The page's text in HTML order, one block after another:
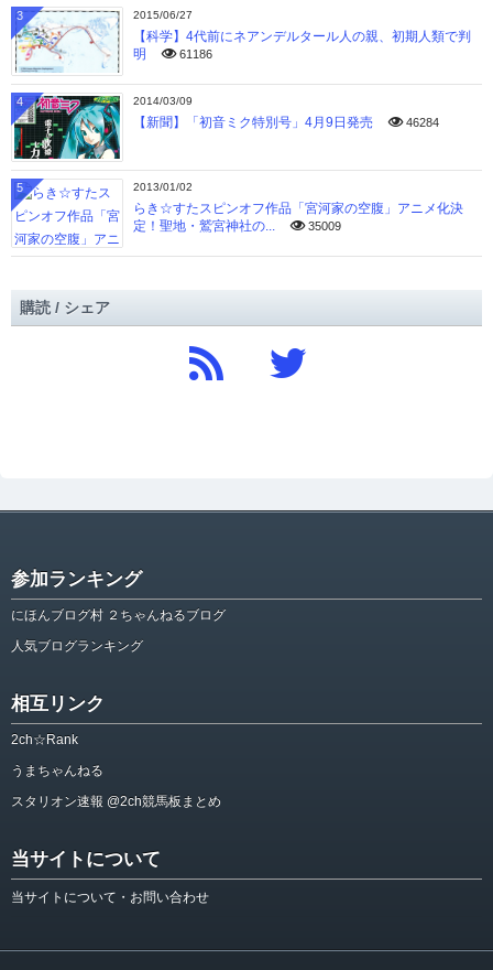
2015/06/27
【科学】4代前にネアンデルタール人の親、初期人類で判
明
61186
3
2014/03/09
【新聞】「初音ミク特別号」4月9日発売 46284
4
2013/01/02
らき☆すたスピンオフ作品「宮河家の空腹」アニメ化決
定！聖地・鷲宮神社の...
35009
5
購読 / シェア
参加ランキング
にほんブログ村 ２ちゃんねるブログ
人気ブログランキング
相互リンク
2ch☆Rank
うまちゃんねる
スタリオン速報 @2ch競馬板まとめ
当サイトについて
当サイトについて・お問い合わせ